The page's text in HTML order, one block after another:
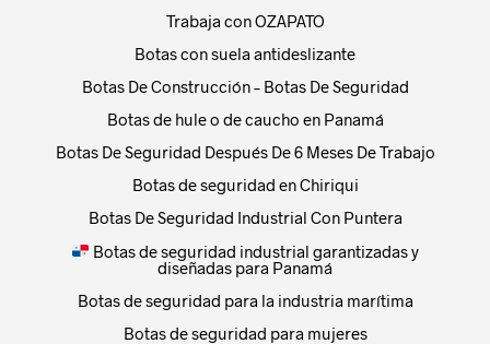
Trabaja con OZAPATO
Botas con suela antideslizante
Botas De Construcción – Botas De Seguridad
Botas de hule o de caucho en Panamá
Botas De Seguridad Después De 6 Meses De Trabajo
Botas de seguridad en Chiriqui
Botas De Seguridad Industrial Con Puntera
Botas de seguridad industrial garantizadas y
diseñadas para Panamá
Botas de seguridad para la industria marítima
Botas de seguridad para mujeres